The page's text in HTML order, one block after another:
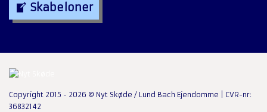
Skabeloner
Copyright 2015 - 2026 © Nyt Skøde / Lund Bach Ejendomme | CVR-nr:
36832142